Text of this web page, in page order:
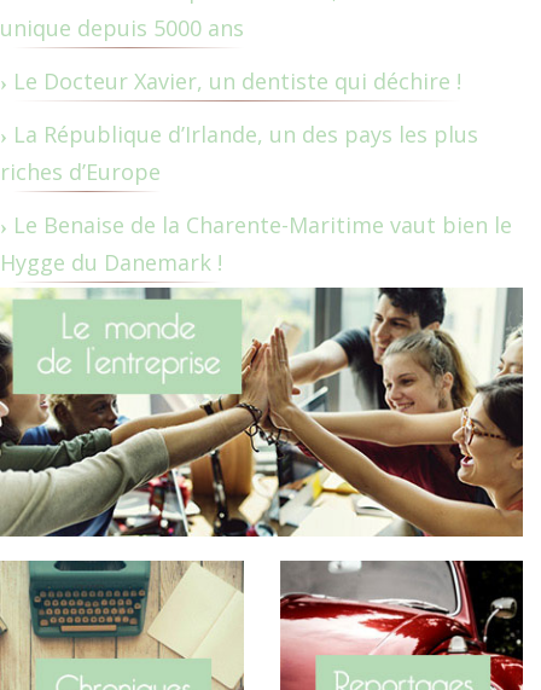
unique depuis 5000 ans
Le Docteur Xavier, un dentiste qui déchire !
La République d’Irlande, un des pays les plus
riches d’Europe
Le Benaise de la Charente-Maritime vaut bien le
Hygge du Danemark !